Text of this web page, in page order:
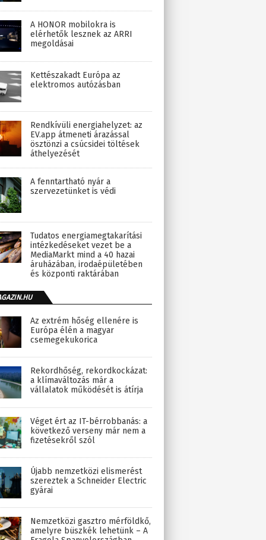
A HONOR mobilokra is
elérhetők lesznek az ARRI
megoldásai
Kettészakadt Európa az
elektromos autózásban
Rendkívüli energiahelyzet: az
EV.app átmeneti árazással
ösztönzi a csúcsidei töltések
áthelyezését
A fenntartható nyár a
szervezetünket is védi
Tudatos energiamegtakarítási
intézkedéseket vezet be a
MediaMarkt mind a 40 hazai
áruházában, irodaépületében
és központi raktárában
Az extrém hőség ellenére is
Európa élén a magyar
csemegekukorica
Rekordhőség, rekordkockázat:
a klímaváltozás már a
vállalatok működését is átírja
Véget ért az IT-bérrobbanás: a
következő verseny már nem a
fizetésekről szól
Újabb nemzetközi elismerést
szereztek a Schneider Electric
gyárai
Nemzetközi gasztro mérföldkő,
amelyre büszkék lehetünk – A